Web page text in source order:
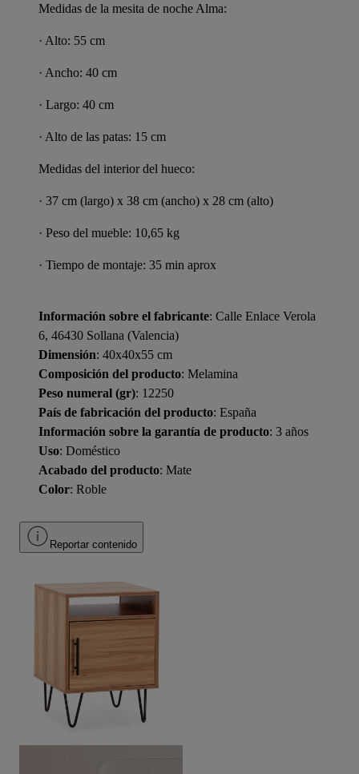
Medidas de la mesita de noche Alma:
· Alto: 55 cm
· Ancho: 40 cm
· Largo: 40 cm
· Alto de las patas: 15 cm
Medidas del interior del hueco:
· 37 cm (largo) x 38 cm (ancho) x 28 cm (alto)
· Peso del mueble: 10,65 kg
· Tiempo de montaje: 35 min aprox
Información sobre el fabricante: Calle Enlace Verola
6, 46430 Sollana (Valencia)
Dimensión: 40x40x55 cm
Composición del producto: Melamina
Peso numeral (gr): 12250
País de fabricación del producto: España
Información sobre la garantía de producto: 3 años
Uso: Doméstico
Acabado del producto: Mate
Color: Roble
Reportar contenido